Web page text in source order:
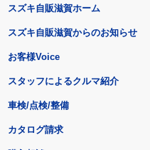
スズキ自販滋賀ホーム
スズキ自販滋賀からのお知らせ
お客様Voice
スタッフによるクルマ紹介
車検/点検/整備
カタログ請求